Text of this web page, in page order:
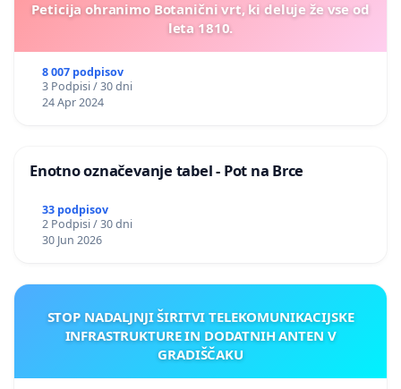
Peticija ohranimo Botanični vrt, ki deluje že vse od
leta 1810.
8 007 podpisov
3 Podpisi / 30 dni
24 Apr 2024
Enotno označevanje tabel - Pot na Brce
33 podpisov
2 Podpisi / 30 dni
30 Jun 2026
STOP NADALJNJI ŠIRITVI TELEKOMUNIKACIJSKE
INFRASTRUKTURE IN DODATNIH ANTEN V
GRADIŠČAKU